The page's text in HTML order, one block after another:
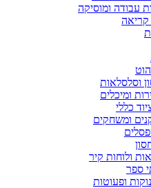
עבודה ומוסיקה
קריאה
וסלסלאות
ומיכלים
כללי
ומשחקים
ולוחות קיר
ספר
ופעוטות